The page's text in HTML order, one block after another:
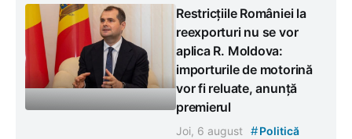
Restricțiile României la
reexporturi nu se vor
aplica R. Moldova:
importurile de motorină
vor fi reluate, anunță
premierul
Joi, 6 august #Politică